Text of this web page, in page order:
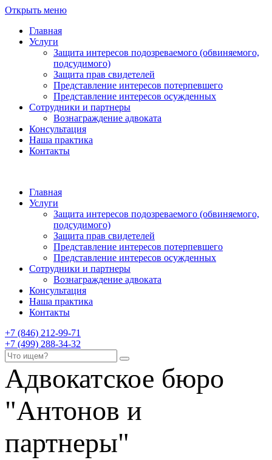
Открыть меню
Главная
Услуги
Защита интересов подозреваемого (обвиняемого,
подсудимого)
Защита прав свидетелей
Представление интересов потерпевшего
Представление интересов осужденных
Сотрудники и партнеры
Вознаграждение адвоката
Консультация
Наша практика
Контакты
Главная
Услуги
Защита интересов подозреваемого (обвиняемого,
подсудимого)
Защита прав свидетелей
Представление интересов потерпевшего
Представление интересов осужденных
Сотрудники и партнеры
Вознаграждение адвоката
Консультация
Наша практика
Контакты
+7 (846) 212-99-71
+7 (499) 288-34-32
Адвокатское бюро
"Антонов и
партнеры"